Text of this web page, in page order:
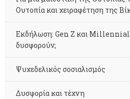
Ουτοπία και χειραφέτηση της
Εκδήλωση: Gen Z και
δυσφορούν;
Ψυχεδελικός σοσιαλισμός
Δυσφορία και τέχνη